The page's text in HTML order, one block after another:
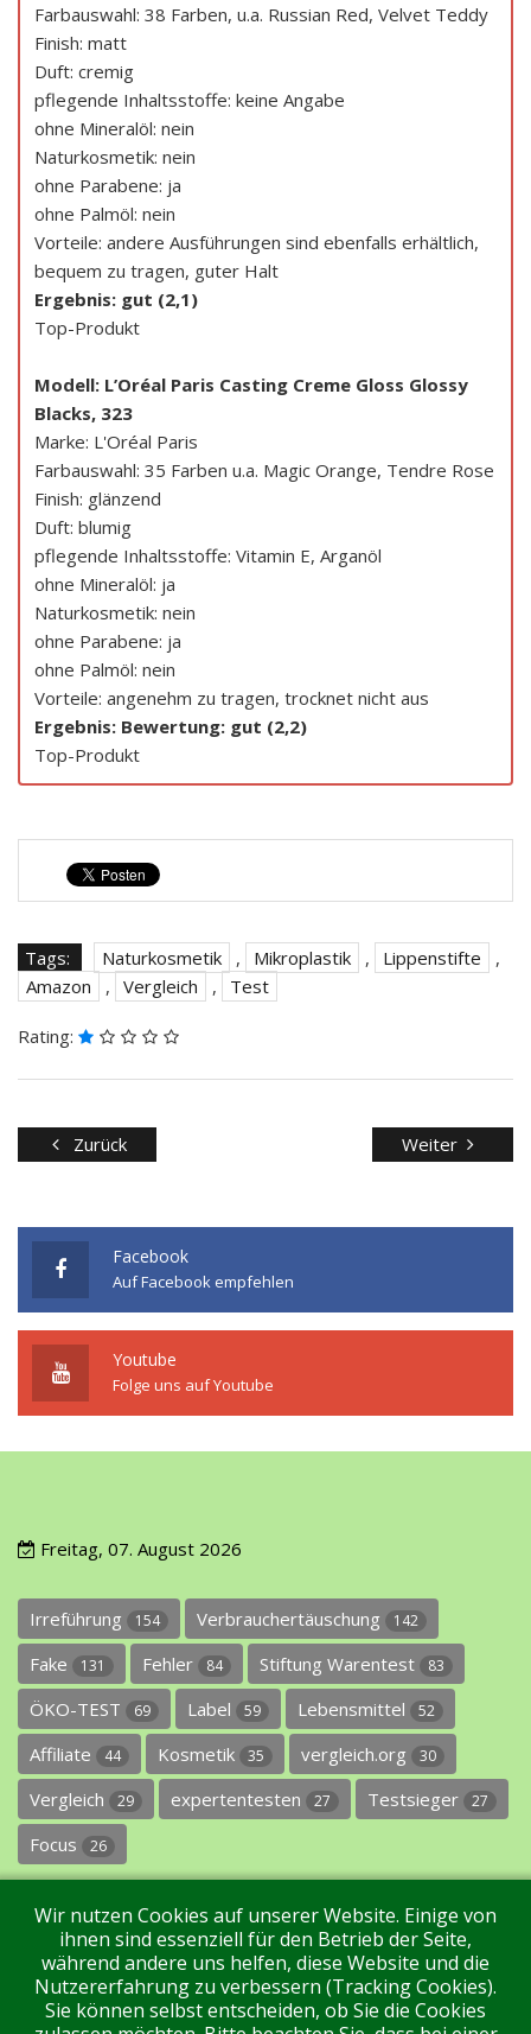
Farbauswahl: 38 Farben, u.a. Russian Red, Velvet Teddy
Finish: matt
Duft: cremig
pflegende Inhaltsstoffe: keine Angabe
ohne Mineralöl: nein
Naturkosmetik: nein
ohne Parabene: ja
ohne Palmöl: nein
Vorteile: andere Ausführungen sind ebenfalls erhältlich,
bequem zu tragen, guter Halt
Ergebnis: gut (2,1)
Top-Produkt
Modell: L’Oréal Paris Casting Creme Gloss Glossy
Blacks, 323
Marke: L'Oréal Paris
Farbauswahl: 35 Farben u.a. Magic Orange, Tendre Rose
Finish: glänzend
Duft: blumig
pflegende Inhaltsstoffe: Vitamin E, Arganöl
ohne Mineralöl: ja
Naturkosmetik: nein
ohne Parabene: ja
ohne Palmöl: nein
Vorteile: angenehm zu tragen, trocknet nicht aus
Ergebnis: Bewertung: gut (2,2)
Top-Produkt
Tags: Naturkosmetik , Mikroplastik , Lippenstifte
,
Amazon
, Vergleich , Test
Rating:
Zurück Weiter
Facebook
Auf Facebook empfehlen
Youtube
Folge uns auf Youtube
Freitag, 07. August 2026
Irreführung 154 Verbrauchertäuschung 142
Fake 131 Fehler 84 Stiftung Warentest 83
ÖKO-TEST 69 Label 59 Lebensmittel 52
Affiliate 44 Kosmetik 35 vergleich.org 30
Vergleich 29 expertentesten 27 Testsieger 27
Focus 26
Impressum Datenschutz Über uns Kontakt
Wir nutzen Cookies auf unserer Website. Einige von
ihnen sind essenziell für den Betrieb der Seite,
während andere uns helfen, diese Website und die
Nutzererfahrung zu verbessern (Tracking Cookies).
Sie können selbst entscheiden, ob Sie die Cookies